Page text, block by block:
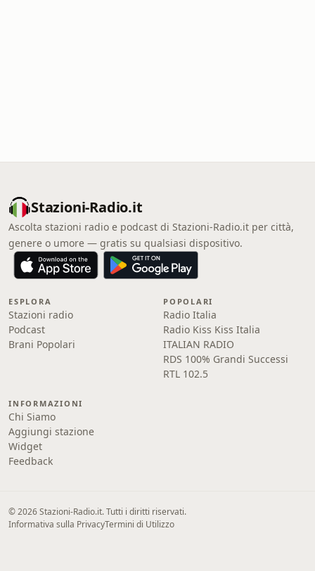
Stazioni-Radio.it
Ascolta stazioni radio e podcast di Stazioni-Radio.it per città,
genere o umore — gratis su qualsiasi dispositivo.
ESPLORA
Stazioni radio
Podcast
Brani Popolari
POPOLARI
Radio Italia
Radio Kiss Kiss Italia
ITALIAN RADIO
RDS 100% Grandi Successi
RTL 102.5
INFORMAZIONI
Chi Siamo
Aggiungi stazione
Widget
Feedback
© 2026 Stazioni-Radio.it. Tutti i diritti riservati.
Informativa sulla PrivacyTermini di Utilizzo